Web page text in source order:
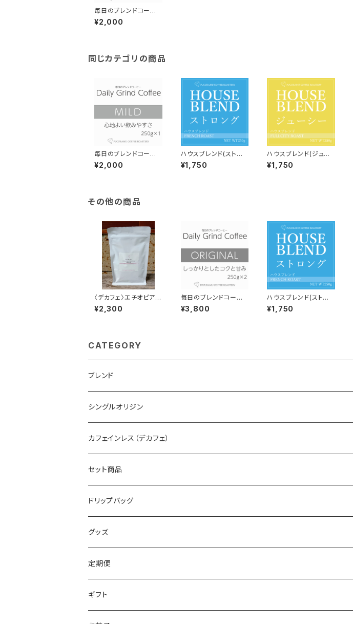
毎日のブレンドコーヒ
ー ライト Daily Grin
d Coffee 300g×1個
¥2,000
同じカテゴリの商品
毎日のブレンドコーヒ
ー マイルド Daily Gri
nd Coffee 300g×1
¥2,000
ハウスブレンド(ストロ
ング-重厚甘-）【フレン
チロースト】150g
¥1,750
ハウスブレンド(ジュー
シー-濃厚な甘さ-）【フ
ルシティロースト】150g
¥1,750
その他の商品
〈デカフェ〉エチオピア/
グジ/シャキッソ村/タデ
GG農園 150g/袋
¥2,300
毎日のブレンドコーヒ
ー オリジナル Daily
Grind Coffee 300g
¥3,800
ハウスブレンド(ストロ
ング-重厚甘-）【フレン
チロースト】150g
¥1,750
CATEGORY
ブレンド
シングルオリジン
カフェインレス（デカフェ）
セット商品
ドリップバッグ
グッズ
定期便
ギフト